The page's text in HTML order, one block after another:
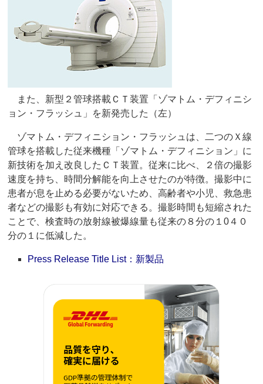
また、新型２管球搭載ＣＴ装置「ゾマトム・デフィニシ
ョン・フラッシュ」を新発売した（左）
ゾマトム・デフィニション・フラッシュは、二つのＸ線
管球を搭載した従来機種「ゾマトム・デフィニション」に
新技術を加え改良したＣＴ装置。従来に比べ、２倍の撮影
速度を持ち、時間分解能を向上させたのが特徴。撮影中に
患者が息を止める必要がないため、高齢者や小児、救急患
者などの撮影も有効に対応できる。撮影時間も短縮された
ことで、検査時の放射線被爆線量も従来の８分の１0４０
分の１に低減した。
Press Release Title List：新製品